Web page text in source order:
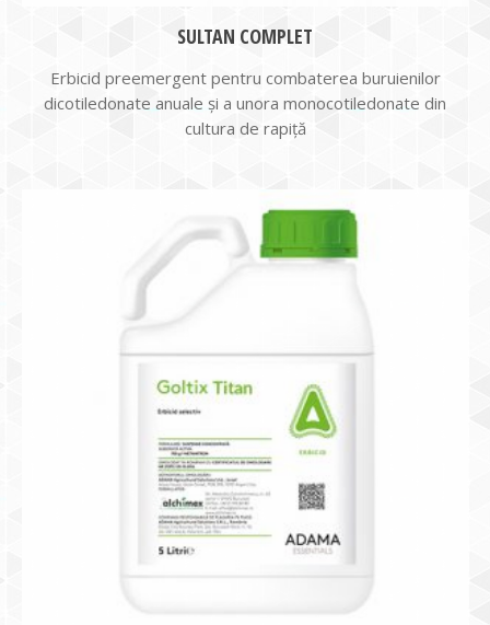
SULTAN COMPLET
Erbicid preemergent pentru combaterea buruienilor
dicotiledonate anuale și a unora monocotiledonate din
cultura de rapiță